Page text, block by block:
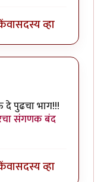
सदस्य व्हा
पुढचा भाग!!!
संगणक बंद
सदस्य व्हा